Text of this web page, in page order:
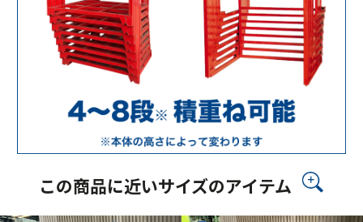
この商品に近いサイズのアイテム